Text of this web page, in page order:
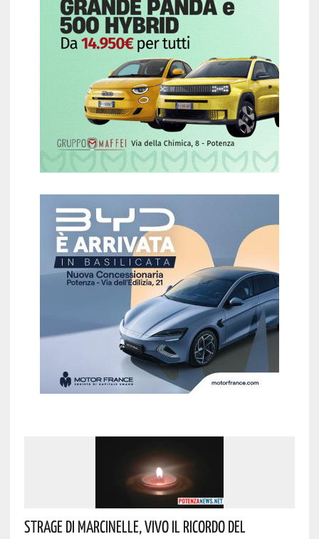
Strage Di Marcinelle, Vivo Il Ricordo Del